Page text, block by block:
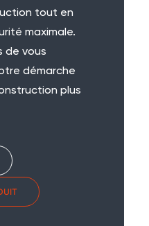
tout en
maximale.
de vous
démarche
plus